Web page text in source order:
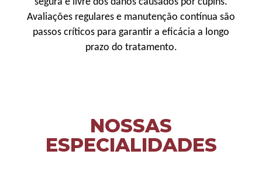
Avaliações regulares e manutenção contínua são
passos críticos para garantir a eficácia a longo
prazo do tratamento.
NOSSAS
ESPECIALIDADES